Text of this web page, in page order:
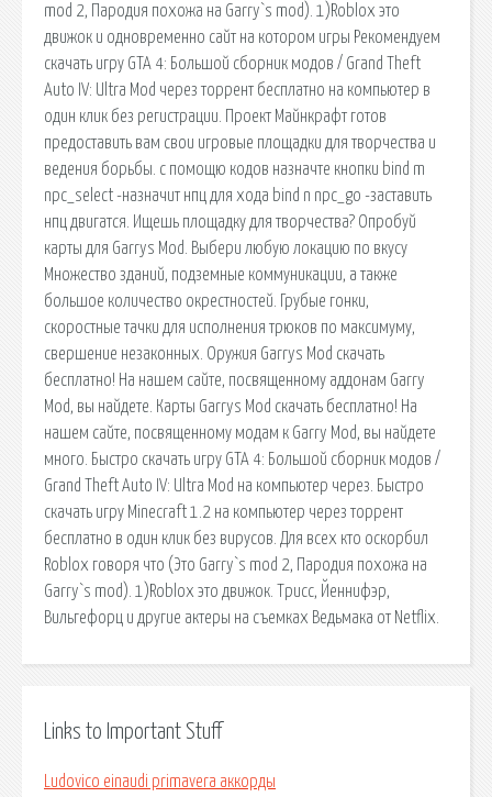
mod 2, Пародия похожа на Garry`s mod). 1)Roblox это
движок и одновременно сайт на котором игры Рекомендуем
скачать игру GTA 4: Большой сборник модов / Grand Theft
Auto IV: Ultra Mod через торрент бесплатно на компьютер в
один клик без регистрации. Проект Майнкрафт готов
предоставить вам свои игровые площадки для творчества и
ведения борьбы. с помощю кодов назначте кнопки bind m
npc_select -назначит нпц для хода bind n npc_go -заставить
нпц двигатся. Ищешь площадку для творчества? Опробуй
карты для Garrys Mod. Выбери любую локацию по вкусу
Множество зданий, подземные коммуникации, а также
большое количество окрестностей. Грубые гонки,
скоростные тачки для исполнения трюков по максимуму,
свершение незаконных. Оружия Garrys Mod скачать
бесплатно! На нашем сайте, посвященному аддонам Garry
Mod, вы найдете. Карты Garrys Mod скачать бесплатно! На
нашем сайте, посвященному модам к Garry Mod, вы найдете
много. Быстро скачать игру GTA 4: Большой сборник модов /
Grand Theft Auto IV: Ultra Mod на компьютер через. Быстро
скачать игру Minecraft 1.2 на компьютер через торрент
бесплатно в один клик без вирусов. Для всех кто оскорбил
Roblox говоря что (Это Garry`s mod 2, Пародия похожа на
Garry`s mod). 1)Roblox это движок. Трисс, Йеннифэр,
Вильгефорц и другие актеры на съемках Ведьмака от Netflix.
Links to Important Stuff
Ludovico einaudi primavera аккорды